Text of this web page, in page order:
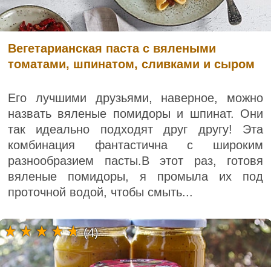
Вегетарианская паста с вялеными
томатами, шпинатом, сливками и сыром
Его лучшими друзьями, наверное, можно
назвать вяленые помидоры и шпинат. Они
так идеально подходят друг другу! Эта
комбинация фантастична с широким
разнообразием пасты.В этот раз, готовя
вяленые помидоры, я промыла их под
проточной водой, чтобы смыть...
(4)